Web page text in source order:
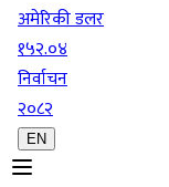
अमेरिकी डलर
१५२.०४
निर्वाचन
२०८२
EN